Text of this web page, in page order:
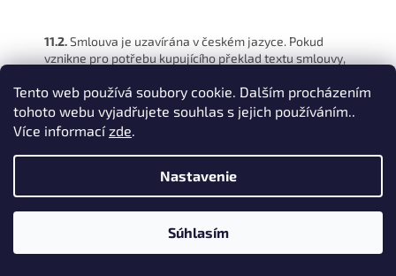
Tento web používá soubory cookie. Dalším procházením
tohoto webu vyjadřujete souhlas s jejich používáním..
Více informacízde.
Nastavenie
Súhlasím
11.2.Smlouva je uzavírána v českém jazyce. Pokud
vznikne pro potřebu kupujícího překlad textu smlouvy,
smlouvy v českém jazyce.
11.3. Uzavřená smlouva je Sportcarpem archivována v
interním systému po dobu nejméně tří let od jejího
uzavření, nejdéle však na dobu dle příslušných
právních předpisů, za účelem jejího úspěšného splnění
a není přístupná třetím nezúčastněným stranám.
Zákazníkovi poskytne Sportcarp přístup ke smlouvě v
odůvodněných případech. Informace o jednotlivých